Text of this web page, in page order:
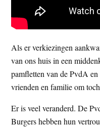
Als er verkiezingen
van ons huis in een
pamfletten van de PvdA
vrienden en familie om
Er is veel veranderd. De
Burgers hebben hun